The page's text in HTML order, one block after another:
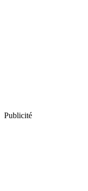
Publicité